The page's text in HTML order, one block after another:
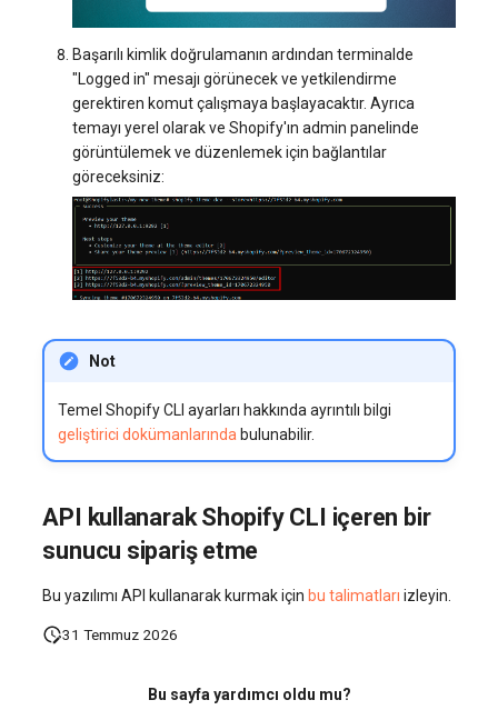
Başarılı kimlik doğrulamanın ardından terminalde
"Logged in" mesajı görünecek ve yetkilendirme
gerektiren komut çalışmaya başlayacaktır. Ayrıca
temayı yerel olarak ve Shopify'ın admin panelinde
görüntülemek ve düzenlemek için bağlantılar
göreceksiniz:
Not
Temel Shopify CLI ayarları hakkında ayrıntılı bilgi
geliştirici dokümanlarındabulunabilir.
API kullanarak Shopify CLI içeren bir
sunucu sipariş etme
Bu yazılımı API kullanarak kurmak için bu talimatları izleyin.
31 Temmuz 2026
Bu sayfa yardımcı oldu mu?